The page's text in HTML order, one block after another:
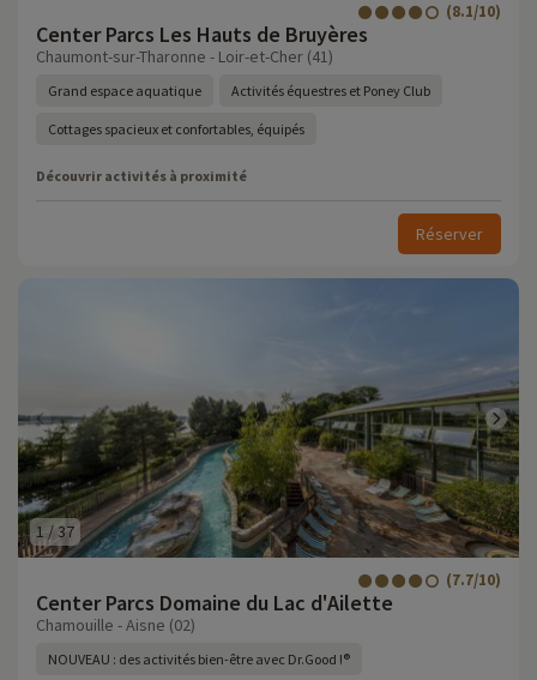
Center Parcs Les Hauts de Bruyères
(8.1/10)
Chaumont-sur-Tharonne - Loir-et-Cher (41)
Grand espace aquatique Activités équestres et Poney Club
Cottages spacieux et confortables, équipés
Découvrir activités à proximité
Réserver
1 /37
Center Parcs Domaine du Lac d'Ailette
(7.7/10)
Chamouille - Aisne (02)
NOUVEAU : des activités bien-être avec Dr.Good !®